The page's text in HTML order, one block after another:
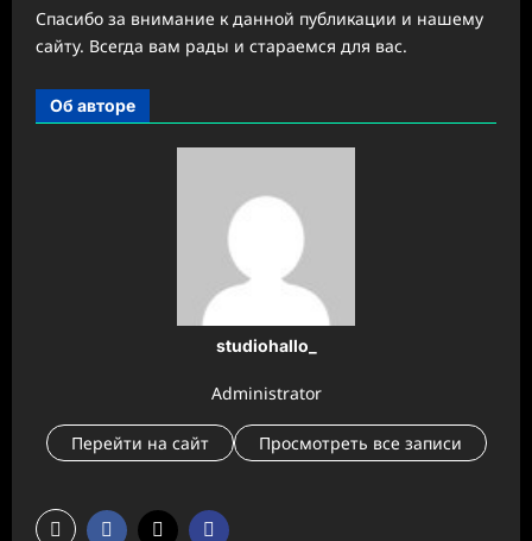
Спасибо за внимание к данной публикации и нашему
сайту. Всегда вам рады и стараемся для вас.
Об авторе
studiohallo_
Administrator
Перейти на сайт Просмотреть все записи